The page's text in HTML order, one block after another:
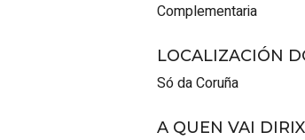
Complementaria
LOCALIZACIÓN
Só da Coruña
A QUEN VAI